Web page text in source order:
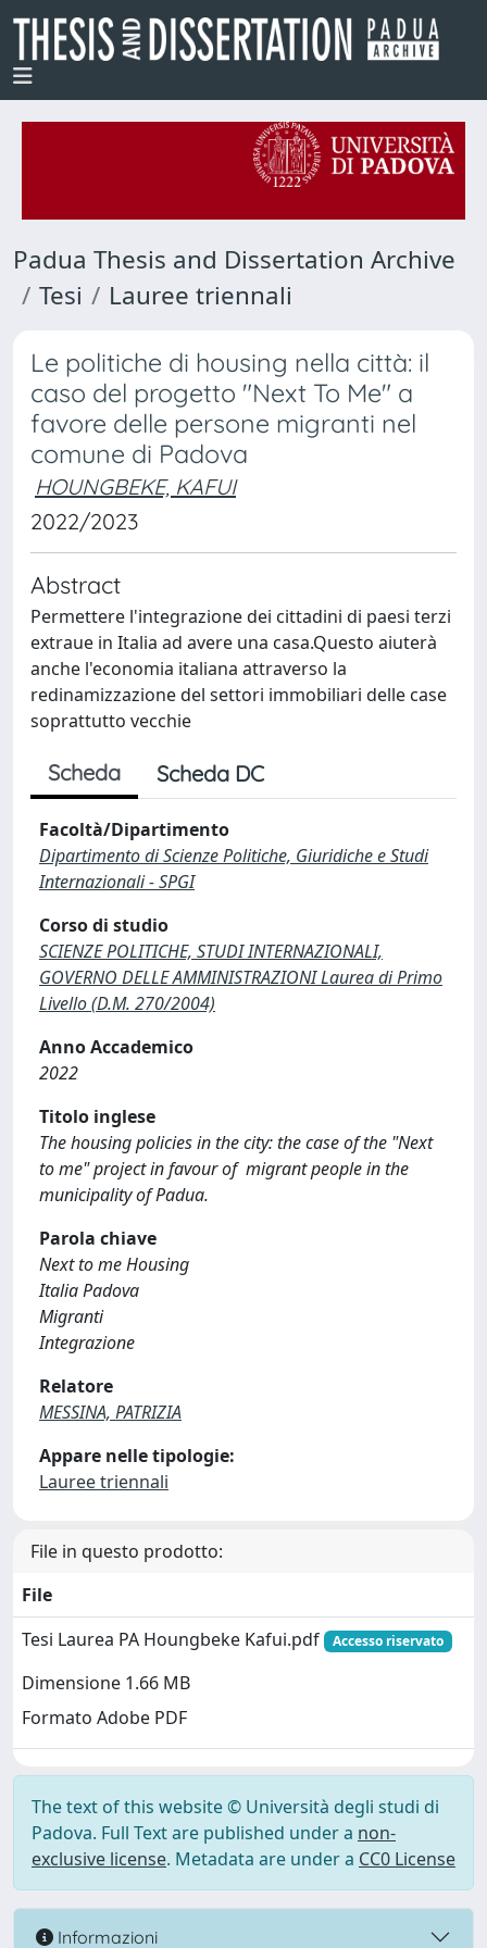
Padua Thesis and Dissertation Archive
Tesi
Lauree triennali
Le politiche di housing nella città: il
caso del progetto "Next To Me" a
favore delle persone migranti nel
comune di Padova
HOUNGBEKE, KAFUI
2022/2023
Abstract
Permettere l'integrazione dei cittadini di paesi terzi
extraue in Italia ad avere una casa.Questo aiuterà
anche l'economia italiana attraverso la
redinamizzazione del settori immobiliari delle case
soprattutto vecchie
Scheda Scheda DC
Facoltà/Dipartimento
Dipartimento di Scienze Politiche, Giuridiche e Studi
Internazionali - SPGI
Corso di studio
SCIENZE POLITICHE, STUDI INTERNAZIONALI,
GOVERNO DELLE AMMINISTRAZIONI Laurea di Primo
Livello (D.M. 270/2004)
Anno Accademico
2022
Titolo inglese
The housing policies in the city: the case of the "Next
to me" project in favour of migrant people in the
municipality of Padua.
Parola chiave
Next to me Housing
Italia Padova
Migranti
Integrazione
Relatore
MESSINA, PATRIZIA
Appare nelle tipologie:
Lauree triennali
File in questo prodotto:
File
Tesi Laurea PA Houngbeke Kafui.pdf
Accesso riservato
Dimensione 1.66 MB
Formato Adobe PDF
The text of this website © Università degli studi di
Padova. Full Text are published under a non-
exclusive license. Metadata are under a CC0 License
Informazioni